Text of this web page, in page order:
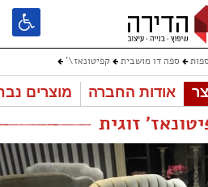
ספות ספה דו מושבית קפיטונאז\'
אודות החברה מוצרים
זוגית